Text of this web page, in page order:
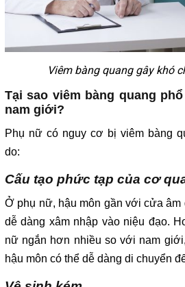
Viêm bàng quang gây khó
Tại sao viêm bàng quang
nam giới?
Phụ nữ có nguy cơ bị viêm bàng
do:
Cấu tạo phức tạp của cơ
Ở phụ nữ, hậu môn gần với cửa âm
dễ dàng xâm nhập vào niệu đạo.
nữ ngắn hơn nhiều so với nam
hậu môn có thể dễ dàng di chuyển